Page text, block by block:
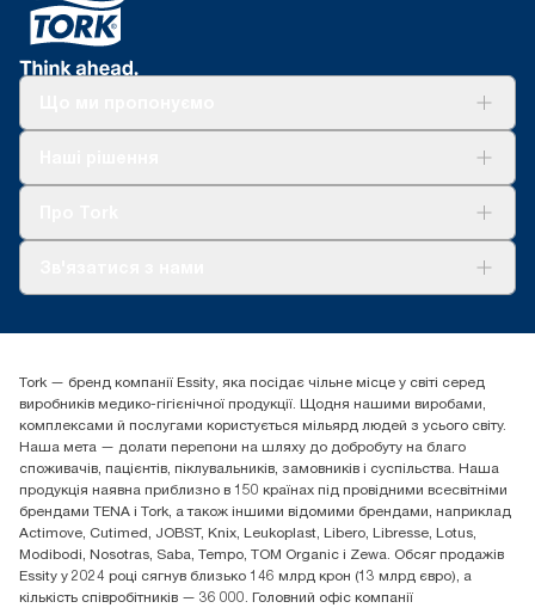
(+38) 044 490 55 66
Essity Україна
04071 м. Київ, вул. Григорія Сковороди 19,
Тел. +38 044 490 55 66
Tork — бренд компанії Essity, яка посідає чільне місце у світі серед
виробників медико-гігієнічної продукції. Щодня нашими виробами,
комплексами й послугами користується мільярд людей з усього світу.
Наша мета — долати перепони на шляху до добробуту на благо
споживачів, пацієнтів, піклувальників, замовників і суспільства. Наша
продукція наявна приблизно в 150 країнах під провідними всесвітніми
брендами TENA і Tork, а також іншими відомими брендами, наприклад
Actimove, Cutimed, JOBST, Knix, Leukoplast, Libero, Libresse, Lotus,
Modibodi, Nosotras, Saba, Tempo, TOM Organic і Zewa. Обсяг продажів
Essity у 2024 році сягнув близько 146 млрд крон (13 млрд євро), а
кількість співробітників — 36 000. Головний офіс компанії